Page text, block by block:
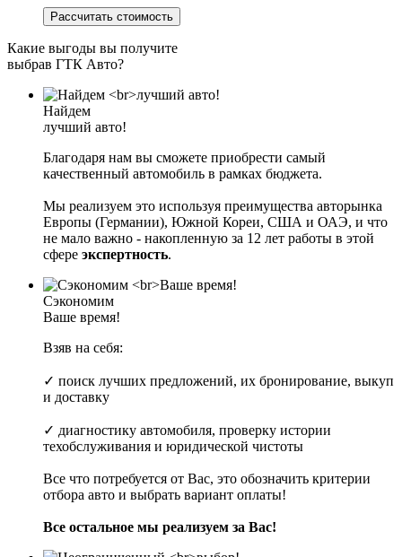
Рассчитать стоимость
Какие выгоды вы получите
выбрав ГТК Авто?
Найдем
лучший авто!
Благодаря нам вы сможете приобрести самый
качественный автомобиль в рамках бюджета.
Мы реализуем это используя преимущества авторынка
Европы (Германии), Южной Кореи, США и ОАЭ, и что
не мало важно - накопленную за 12 лет работы в этой
сфере экспертность.
Сэкономим
Ваше время!
Взяв на себя:
✓ поиск лучших предложений, их бронирование, выкуп
и доставку
✓ диагностику автомобиля, проверку истории
техобслуживания и юридической чистоты
Все что потребуется от Вас, это обозначить критерии
отбора авто и выбрать вариант оплаты!
Все остальное мы реализуем за Вас!